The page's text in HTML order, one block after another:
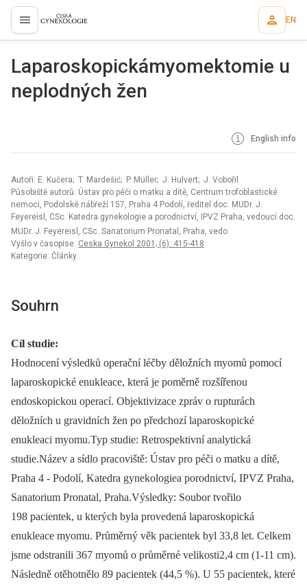
proLékaře.cz EN
Laparoskopickámyomektomie u
neplodných žen
English info
Autoři: E. Kučera; T. Mardešić; P. Müller; J. Hulvert; J. Vobořil
Působiště autorů: Ústav pro péči o matku a dítě, Centrum trofoblastické
nemoci, Podolské nábřeží 157, Praha 4 Podolí, ředitel doc. MUDr. J.
Feyereisl, CSc. Katedra gynekologie a porodnictví, IPVZ Praha, vedoucí doc.
MUDr. J. Feyereisl, CSc. Sanatorium Pronatal, Praha, vedo
Vyšlo v časopise: Ceska Gynekol 2001; (6): 415-418
Kategorie: Články
Souhrn
Cíl studie:
Hodnocení výsledků operační léčby děložních myomů pomocí
laparoskopické enukleace, která je poměrně rozšířenou
endoskopickou operací. Objektivizace zpráv o rupturách
děložních u gravidních žen po předchozí laparoskopické
enukleaci myomu.Typ studie: Retrospektivní analytická
studie.Název a sídlo pracoviště: Ústav pro péči o matku a dítě,
Praha 4 -⁠ Podolí, Katedra gynekologiea porodnictví, IPVZ Praha,
Sanatorium Pronatal, Praha.Výsledky: Soubor tvořilo
198 pacientek, u kterých byla provedená laparoskopická
enukleace myomu. Průměrný věk pacientek byl 33,8 let. Celkem
jsme odstranili 367 myomů o průměrné velikosti2,4 cm (1-11 cm).
Následně otěhotnělo 89 pacientek (44,5 %). U 55 pacientek, které